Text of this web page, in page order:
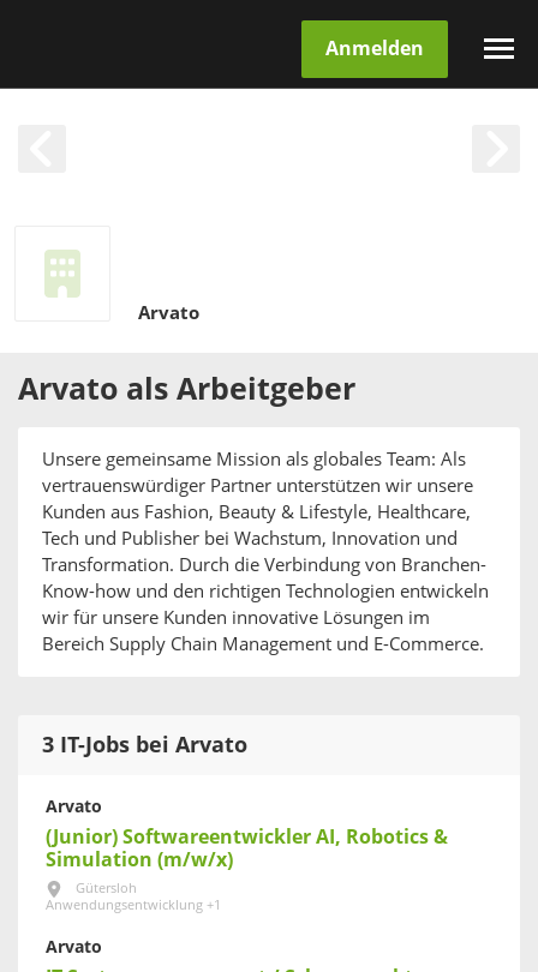
Anmelden
Arvato
Arvato als Arbeitgeber
Unsere gemeinsame Mission als globales Team: Als
vertrauenswürdiger Partner unterstützen wir unsere
Kunden aus Fashion, Beauty & Lifestyle, Healthcare,
Tech und Publisher bei Wachstum, Innovation und
Transformation. Durch die Verbindung von Branchen-
Know-how und den richtigen Technologien entwickeln
wir für unsere Kunden innovative Lösungen im
Bereich Supply Chain Management und E-Commerce.
3 IT-Jobs bei Arvato
Arvato
(Junior) Softwareentwickler AI, Robotics &
Simulation (m/w/x)
Gütersloh
Anwendungsentwicklung +1
Arvato